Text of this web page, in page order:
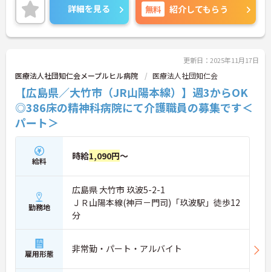
詳細を見る 無料 紹介してもらう
更新日：2025年11月17日
医療法人社団知仁会メープルヒル病院 医療法人社団知仁会
【広島県／大竹市（JR山陽本線）】週3からOK
◎386床の精神科病院にて介護職員の募集です＜
パート＞
給料 時給1,090円～
勤務地
広島県 大竹市 玖波5-2-1
ＪＲ山陽本線(神戸－門司)「玖波駅」徒歩12
分
雇用形態 非常勤・パート・アルバイト